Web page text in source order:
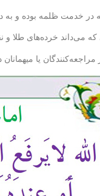
خدمت ظلمه بوده و به
می‌داند خرده‌های طلا
مراجعه‌کنندگان یا